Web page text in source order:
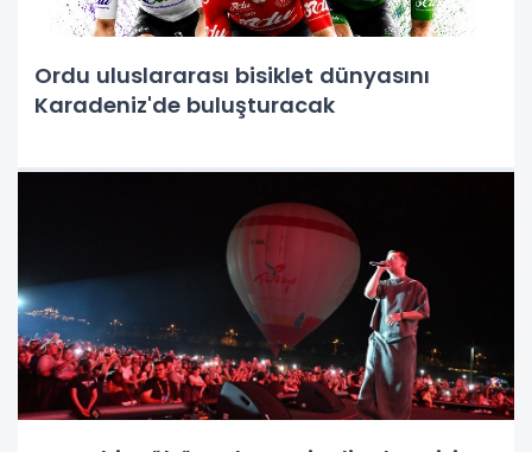
Ordu uluslararası bisiklet dünyasını
Karadeniz'de buluşturacak